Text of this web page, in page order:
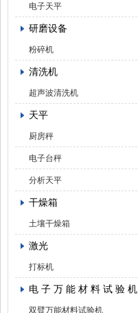
电子天平
研磨设备
粉碎机
清洗机
超声波清洗机
天平
厨房秤
电子台秤
分析天平
干燥箱
土壤干燥箱
激光
打标机
电 子 万 能 材 料 试 验 机
双臂万能材料试验机